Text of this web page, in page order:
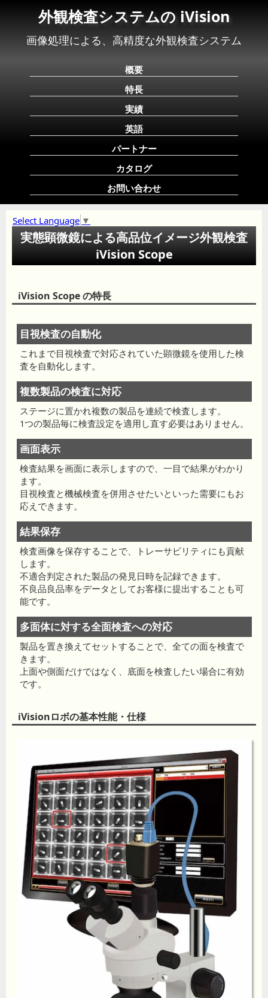
外観検査システムの iVision
画像処理による、高精度な外観検査システム
概要
特長
実績
英語
パートナー
カタログ
お問い合わせ
Select Language ▼
実態顕微鏡による高品位イメージ外観検査
iVision Scope
iVision Scope の特長
目視検査の自動化
これまで目視検査で対応されていた顕微鏡を使用した検
査を自動化します。
複数製品の検査に対応
ステージに置かれ複数の製品を連続で検査します。
1つの製品毎に検査設定を適用し直す必要はありません。
画面表示
検査結果を画面に表示しますので、一目で結果がわかり
ます。
目視検査と機械検査を併用させたいといった需要にもお
応えできます。
結果保存
検査画像を保存することで、トレーサビリティにも貢献
します。
不適合判定された製品の発見日時を記録できます。
不良品良品率をデータとしてお客様に提出することも可
能です。
多面体に対する全面検査への対応
製品を置き換えてセットすることで、全ての面を検査で
きます。
上面や側面だけではなく、底面を検査したい場合に有効
です。
iVisionロボの基本性能・仕様